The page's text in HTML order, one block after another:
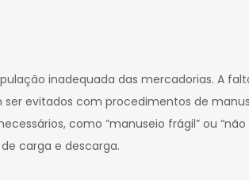
inadequada das mercadorias. A
evitados com procedimentos de
como “manuseio frágil” ou
carga e descarga.